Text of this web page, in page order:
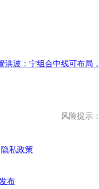
洪波：宁组合中线可布局
风险提示
隐私政策
布